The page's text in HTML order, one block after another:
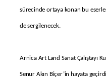
sürecinde ortaya konan bu
de sergilenecek.
Arnica Art Land Sanat Çalıştayı
Senur Akın Biçer’in hayata